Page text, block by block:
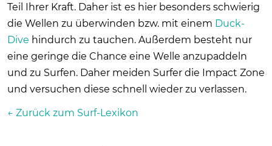
Teil Ihrer Kraft. Daher ist es hier besonders schwierig
die Wellen zu überwinden bzw. mit einem Duck-
Dive hindurch zu tauchen. Außerdem besteht nur
eine geringe die Chance eine Welle anzupaddeln
und zu Surfen. Daher meiden Surfer die Impact Zone
und versuchen diese schnell wieder zu verlassen.
← Zurück zum Surf-Lexikon